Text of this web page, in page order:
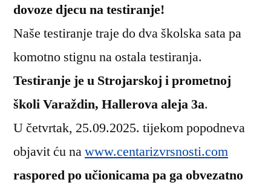
dovoze djecu na testiranje!
Naše testiranje traje do dva školska sata pa
komotno stignu na ostala testiranja.
Testiranje je u Strojarskoj i prometnoj
školi Varaždin, Hallerova aleja 3a.
U četvrtak, 25.09.2025. tijekom popodneva
objavit ću nawww.centarizvrsnosti.com
raspored po učionicama pa ga obvezatno